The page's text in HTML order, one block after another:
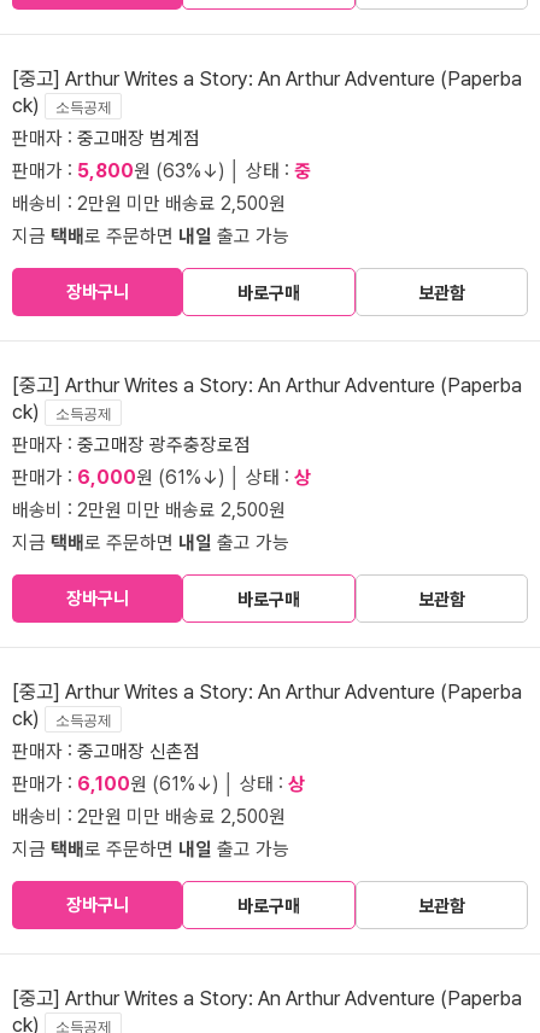
[중고] Arthur Writes a Story: An Arthur Adventure (Paperba
ck)
소득공제
판매자 : 중고매장 범계점
판매가 : 5,800원 (63%↓) │ 상태 : 중
배송비 : 2만원 미만 배송료 2,500원
지금 택배로 주문하면 내일 출고 가능
장바구니 바로구매 보관함
[중고] Arthur Writes a Story: An Arthur Adventure (Paperba
ck)
소득공제
판매자 : 중고매장 광주충장로점
판매가 : 6,000원 (61%↓) │ 상태 : 상
배송비 : 2만원 미만 배송료 2,500원
지금 택배로 주문하면 내일 출고 가능
장바구니 바로구매 보관함
[중고] Arthur Writes a Story: An Arthur Adventure (Paperba
ck)
소득공제
판매자 : 중고매장 신촌점
판매가 : 6,100원 (61%↓) │ 상태 : 상
배송비 : 2만원 미만 배송료 2,500원
지금 택배로 주문하면 내일 출고 가능
장바구니 바로구매 보관함
[중고] Arthur Writes a Story: An Arthur Adventure (Paperba
ck)
소득공제